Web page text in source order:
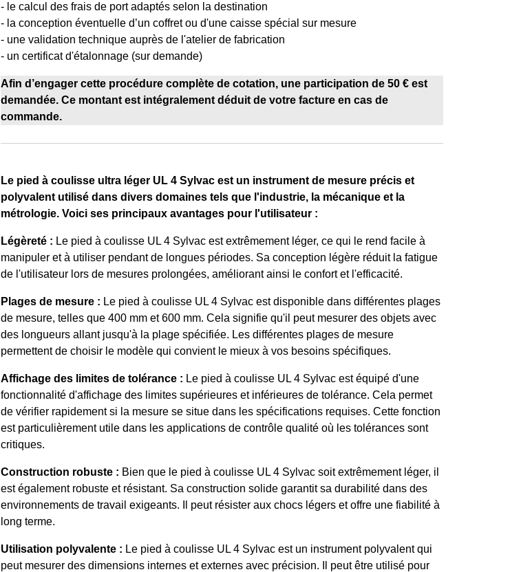
- le calcul des frais de port adaptés selon la destination
- la conception éventuelle d’un coffret ou d'une caisse spécial sur mesure
- une validation technique auprès de l'atelier de fabrication
- un certificat d'étalonnage (sur demande)
Afin d’engager cette procédure complète de cotation, une participation de 50 € est
demandée. Ce montant est intégralement déduit de votre facture en cas de
commande.
Le pied à coulisse ultra léger UL 4 Sylvac est un instrument de mesure précis et
polyvalent utilisé dans divers domaines tels que l'industrie, la mécanique et la
métrologie. Voici ses principaux avantages pour l'utilisateur :
Légèreté : Le pied à coulisse UL 4 Sylvac est extrêmement léger, ce qui le rend facile à
manipuler et à utiliser pendant de longues périodes. Sa conception légère réduit la fatigue
de l'utilisateur lors de mesures prolongées, améliorant ainsi le confort et l'efficacité.
Plages de mesure : Le pied à coulisse UL 4 Sylvac est disponible dans différentes plages
de mesure, telles que 400 mm et 600 mm. Cela signifie qu'il peut mesurer des objets avec
des longueurs allant jusqu'à la plage spécifiée. Les différentes plages de mesure
permettent de choisir le modèle qui convient le mieux à vos besoins spécifiques.
Affichage des limites de tolérance : Le pied à coulisse UL 4 Sylvac est équipé d'une
fonctionnalité d'affichage des limites supérieures et inférieures de tolérance. Cela permet
de vérifier rapidement si la mesure se situe dans les spécifications requises. Cette fonction
est particulièrement utile dans les applications de contrôle qualité où les tolérances sont
critiques.
Construction robuste : Bien que le pied à coulisse UL 4 Sylvac soit extrêmement léger, il
est également robuste et résistant. Sa construction solide garantit sa durabilité dans des
environnements de travail exigeants. Il peut résister aux chocs légers et offre une fiabilité à
long terme.
Utilisation polyvalente : Le pied à coulisse UL 4 Sylvac est un instrument polyvalent qui
peut mesurer des dimensions internes et externes avec précision. Il peut être utilisé pour